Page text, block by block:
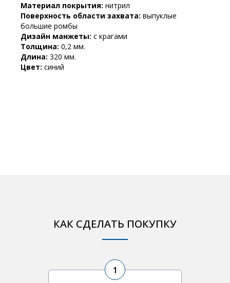
Материал покрытия: нитрил
Поверхность области захвата: выпуклые
большие ромбы
Дизайн манжеты: с крагами
Толщина: 0,2 мм.
Длина: 320 мм.
Цвет: синий
КАК СДЕЛАТЬ ПОКУПКУ
1